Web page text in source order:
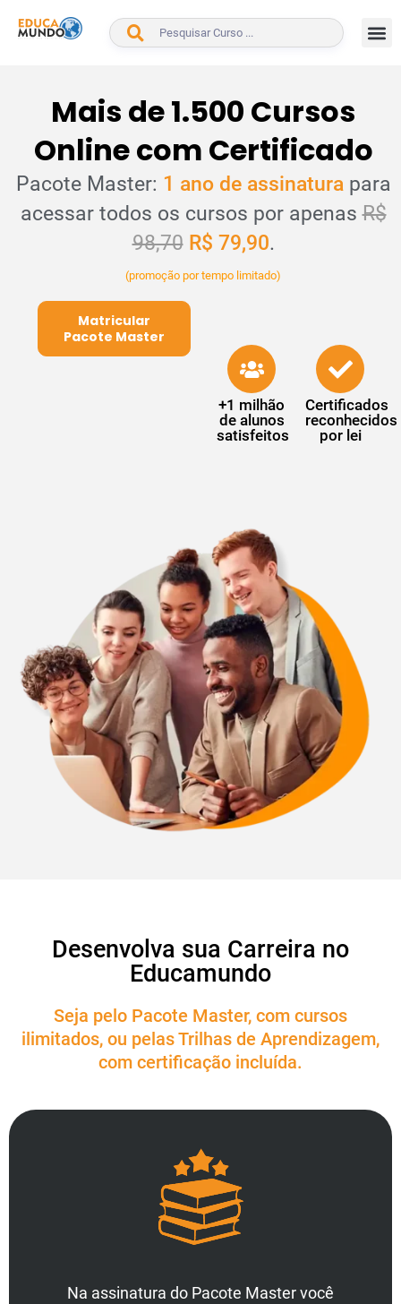
BUSCAR
Mais de 1.500 Cursos
Online com Certificado
Pacote Master: 1 ano de assinatura para
acessar todos os cursos por apenasR$
98,70 R$ 79,90.
(promoção por tempo limitado)
Matricular
Pacote Master
+1 milhão
de alunos
satisfeitos
Certificados
reconhecidos
por lei
Desenvolva sua Carreira no
Educamundo
Seja pelo Pacote Master, com cursos
ilimitados, ou pelas Trilhas de Aprendizagem,
com certificação incluída.
Na assinatura do Pacote Master você